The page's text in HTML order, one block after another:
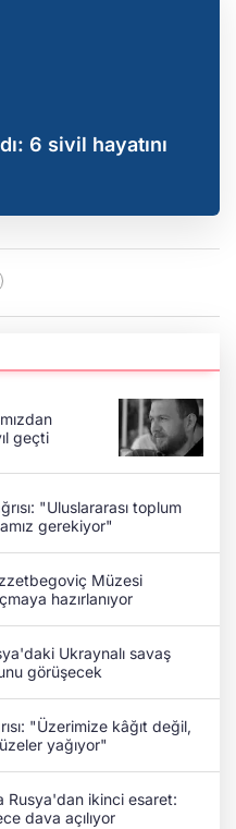
6 sivil hayatını
geçti
"Uluslararası toplum
gerekiyor"
Müzesi
hazırlanıyor
Ukraynalı savaş
görüşecek
"Üzerimize kâğıt değil,
yağıyor"
Rusya'dan ikinci esaret:
dava açılıyor